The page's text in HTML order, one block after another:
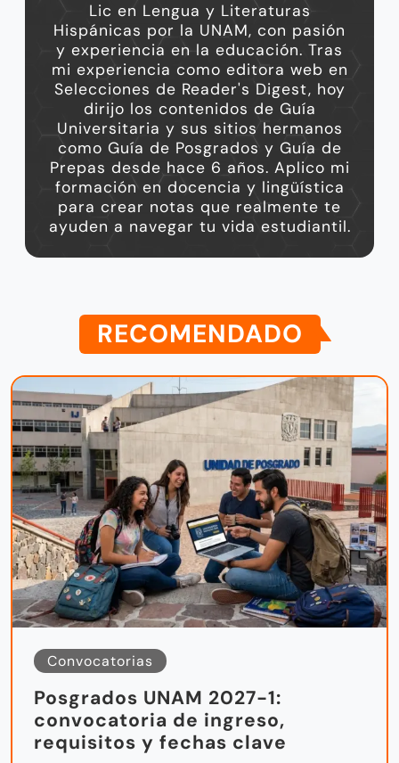
Lic en Lengua y Literaturas
Hispánicas por la UNAM, con pasión
y experiencia en la educación. Tras
mi experiencia como editora web en
Selecciones de Reader's Digest, hoy
dirijo los contenidos de Guía
Universitaria y sus sitios hermanos
como Guía de Posgrados y Guía de
Prepas desde hace 6 años. Aplico mi
formación en docencia y lingüística
para crear notas que realmente te
ayuden a navegar tu vida estudiantil.
RECOMENDADO
Convocatorias
Posgrados UNAM 2027-1:
convocatoria de ingreso,
requisitos y fechas clave